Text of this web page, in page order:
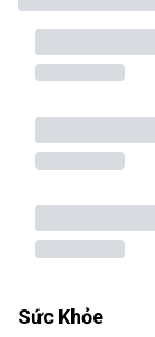
Sức Khỏe